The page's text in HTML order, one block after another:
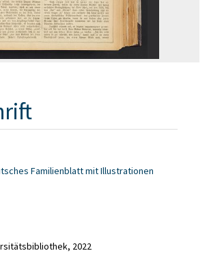
Familienblatt mit Illustrationen
2022